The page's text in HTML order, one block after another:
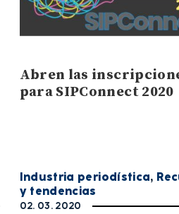
Abren las
para SIPConnect 2020
Industria periodística,
y tendencias
02. 03. 2020